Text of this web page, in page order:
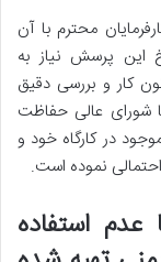
محترم با آن
پرسش نیاز به
کار و بررسی دقیق
شورای عالی حفاظت
در کارگاه خود و
نموده است.
عدم استفاده